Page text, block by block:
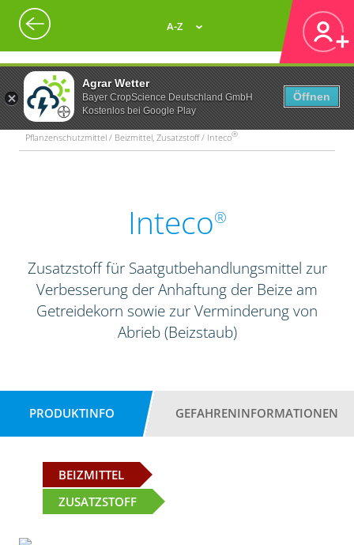
Agrar Wetter
Bayer CropScience Deutschland GmbH
Kostenlos bei Google Play
Öffnen
A-Z
Pflanzenschutzmittel / Beizmittel, Zusatzstoff / Inteco®
Inteco®
Zusatzstoff für Saatgutbehandlungsmittel zur
Verbesserung der Anhaftung der Beize am
Getreidekorn sowie zur Verminderung von
Abrieb (Beizstaub)
PRODUKTINFO GEFAHRENINFORMATIONEN
BEIZMITTEL
ZUSATZSTOFF